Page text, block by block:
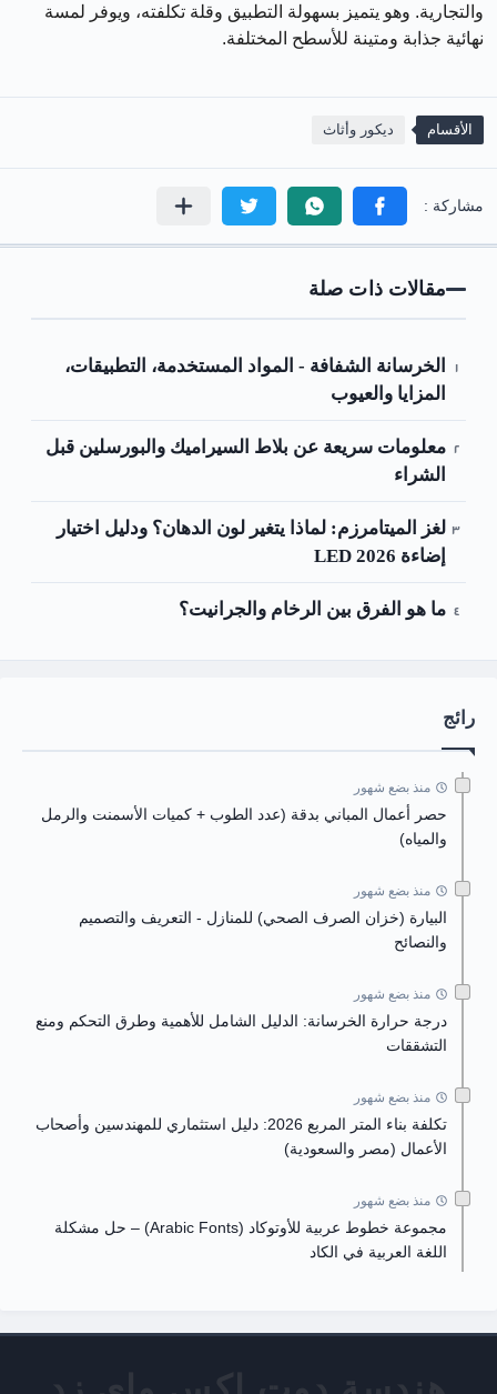
والتجارية. وهو يتميز بسهولة التطبيق وقلة تكلفته، ويوفر لمسة
نهائية جذابة ومتينة للأسطح المختلفة.
الأقسام ديكور وأثاث
مقالات ذات صلة
الخرسانة الشفافة - المواد المستخدمة، التطبيقات،
المزايا والعيوب
معلومات سريعة عن بلاط السيراميك والبورسلين قبل
الشراء
لغز الميتامرزم: لماذا يتغير لون الدهان؟ ودليل اختيار
إضاءة LED 2026
ما هو الفرق بين الرخام والجرانيت؟
رائج
منذ بضع شهور
حصر أعمال المباني بدقة (عدد الطوب + كميات الأسمنت والرمل
والمياه)
منذ بضع شهور
البيارة (خزان الصرف الصحي) للمنازل - التعريف والتصميم
والنصائح
منذ بضع شهور
درجة حرارة الخرسانة: الدليل الشامل للأهمية وطرق التحكم ومنع
التشققات
منذ بضع شهور
تكلفة بناء المتر المربع 2026: دليل استثماري للمهندسين وأصحاب
الأعمال (مصر والسعودية)
منذ بضع شهور
مجموعة خطوط عربية للأوتوكاد (Arabic Fonts) – حل مشكلة
اللغة العربية في الكاد